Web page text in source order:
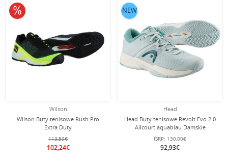
Wilson
Wilson Buty tenisowe Rush Pro
Extra Duty
Allcourt/Stabilność/Trwałość 2024
czarne Mężczyźni
113,59€
102,24€
10% obniżone
Head
Head Buty tenisowe Revolt Evo 2.0
Allcourt aquablau Damskie
fSRP: 130,00€
92,93€
NEW